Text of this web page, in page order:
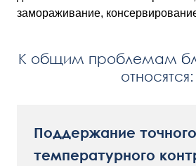
замораживание,
К общим проблемам
относятся:
Поддержание точного
температурного